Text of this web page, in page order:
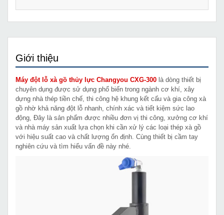
Giới thiệu
Máy đột lỗ xà gồ thủy lực Changyou CXG-300 là dòng thiết bị
chuyên dụng được sử dụng phổ biến trong ngành cơ khí, xây
dựng nhà thép tiền chế, thi công hệ khung kết cấu và gia công xà
gồ nhờ khả năng đột lỗ nhanh, chính xác và tiết kiệm sức lao
động, Đây là sản phẩm được nhiều đơn vị thi công, xưởng cơ khí
và nhà máy sản xuất lựa chọn khi cần xử lý các loại thép xà gồ
với hiệu suất cao và chất lượng ổn định. Cùng thiết bị cầm tay
nghiên cứu và tìm hiểu vấn đề này nhé.